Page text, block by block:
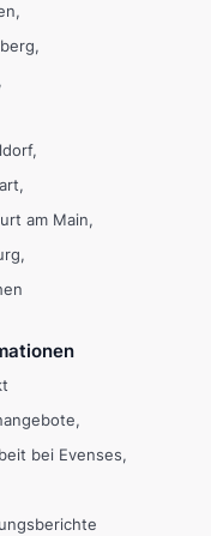
am Main
bei Evenses